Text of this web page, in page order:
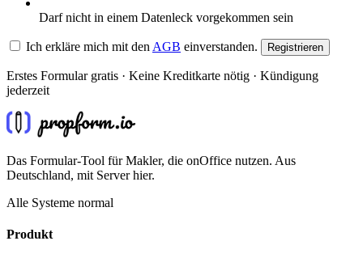
Darf nicht in einem Datenleck vorgekommen sein
Ich erkläre mich mit den AGB einverstanden. Registrieren
Erstes Formular gratis · Keine Kreditkarte nötig · Kündigung
jederzeit
Das Formular-Tool für Makler, die onOffice nutzen. Aus
Deutschland, mit Server hier.
Alle Systeme normal
Produkt